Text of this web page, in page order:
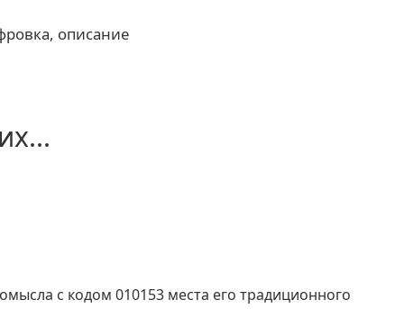
описание
с кодом 010153 места его традиционного